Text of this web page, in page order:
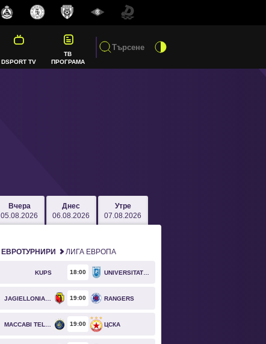
DSPORT TV
ТВ
ПРОГРАМА
Вчера
05.08.2026
Днес
06.08.2026
Утре
07.08.2026
ЕВРОТУРНИРИ ЛИГА ЕВРОПА
KUPS 18 00
19 00 RANGERS
19 00 ЦСКА